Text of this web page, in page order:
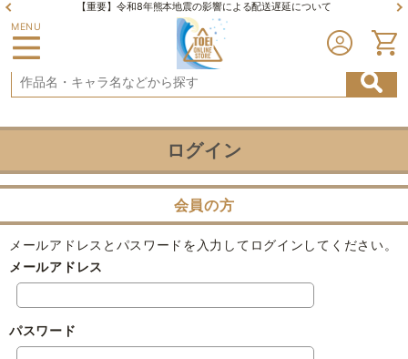
【重要】令和8年熊本地震の影響による配送遅延について
MENU
ログイン
会員の方
メールアドレスとパスワードを入力してログインしてください。
メールアドレス
パスワード